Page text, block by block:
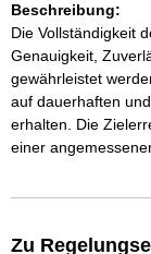
Beschreibung:
Die Vollständigkeit
Genauigkeit,
gewährleistet
auf dauerhaften
erhalten. Die
einer
Zu